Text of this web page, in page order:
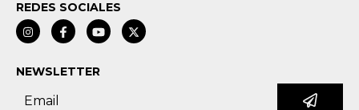
REDES SOCIALES
NEWSLETTER